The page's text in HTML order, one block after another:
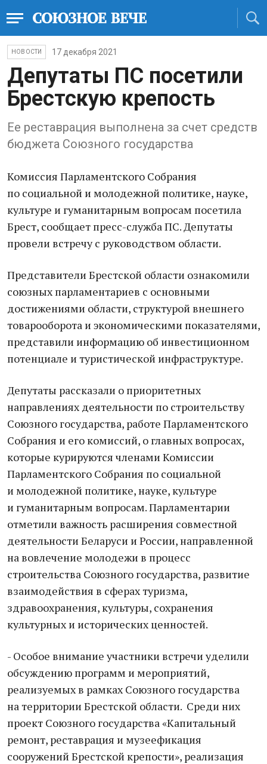
НОВОСТИ 17 декабря 2021
Депутаты ПС посетили
Брестскую крепость
Ее реставрация выполнена за счет средств
бюджета Союзного государства
Комиссия Парламентского Собрания
по социальной и молодежной политике, науке,
культуре и гуманитарным вопросам посетила
Брест, сообщает пресс-служба ПС. Депутаты
провели встречу с руководством области.
Представители Брестской области ознакомили
союзных парламентариев с основными
достижениями области, структурой внешнего
товарооборота и экономическими показателями,
представили информацию об инвестиционном
потенциале и туристической инфраструктуре.
Депутаты рассказали о приоритетных
направлениях деятельности по строительству
Союзного государства, работе Парламентского
Собрания и его комиссий, о главных вопросах,
которые курируются членами Комиссии
Парламентского Собрания по социальной
и молодежной политике, науке, культуре
и гуманитарным вопросам. Парламентарии
отметили важность расширения совместной
деятельности Беларуси и России, направленной
на вовлечение молодежи в процесс
строительства Союзного государства, развитие
взаимодействия в сферах туризма,
здравоохранения, культуры, сохранения
культурных и исторических ценностей.
- Особое внимание участники встречи уделили
обсуждению программ и мероприятий,
реализуемых в рамках Союзного государства
на территории Брестской области. Среди них
проект Союзного государства «Капитальный
ремонт, реставрация и музеефикация
сооружений Брестской крепости», реализация